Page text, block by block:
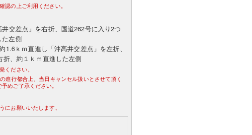
認の上ご利用ください。
交差点」を右折、国道262号に入り2つ
左側
ｋｍ直進し「沖高井交差点」を左折、
、約１ｋｍ直進した左側
ください。
進行都合上、当日キャンセル扱いとさせて頂く
めご了承ください。
にお願いいたします。